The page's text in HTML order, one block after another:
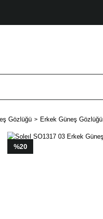
Gözlüğü Erkek Güneş Gözlüğü
%20